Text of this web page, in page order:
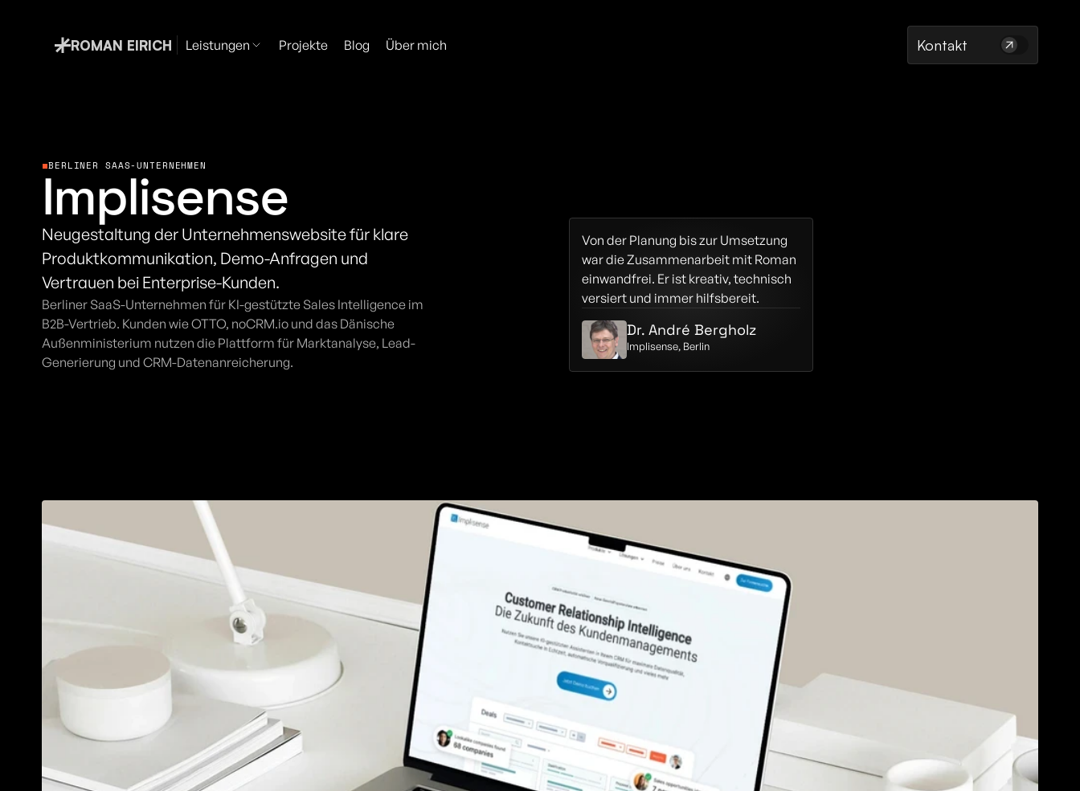
ROMAN EIRICH Leistungen Projekte Blog Über mich Kontakt
BERLINER SAAS-UNTERNEHMEN
Implisense
Neugestaltung der Unternehmenswebsite für klare
Produktkommunikation, Demo-Anfragen und
Vertrauen bei Enterprise-Kunden.
Berliner SaaS-Unternehmen für KI-gestützte Sales Intelligence im
B2B-Vertrieb. Kunden wie OTTO, noCRM.io und das Dänische
Außenministerium nutzen die Plattform für Marktanalyse, Lead-
Generierung und CRM-Datenanreicherung.
Von der Planung bis zur Umsetzung
war die Zusammenarbeit mit Roman
einwandfrei. Er ist kreativ, technisch
versiert und immer hilfsbereit.
Dr. André Bergholz
Implisense, Berlin